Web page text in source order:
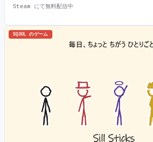
Steam にて無料配信中
SQOOL のゲーム